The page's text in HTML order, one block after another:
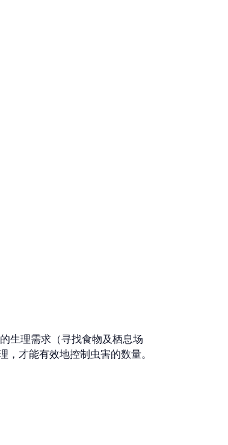
生理需求（寻找食物及栖息场
才能有效地控制虫害的数量。